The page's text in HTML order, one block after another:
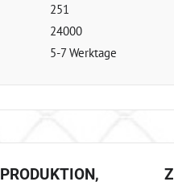
251
24000
5-7 Werktage